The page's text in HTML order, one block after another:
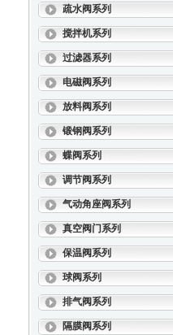
疏水阀系列
搅拌机系列
过滤器系列
电磁阀系列
放料阀系列
锻钢阀系列
蝶阀系列
调节阀系列
气动角座阀系列
真空阀门系列
保温阀系列
球阀系列
排气阀系列
隔膜阀系列